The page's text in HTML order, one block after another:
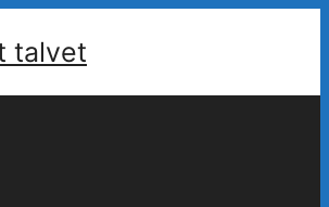
talvet